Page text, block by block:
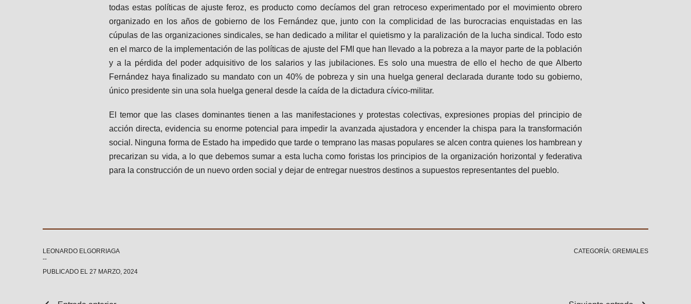
todas estas políticas de ajuste feroz, es producto como decíamos del gran retroceso experimentado por el movimiento obrero
organizado en los años de gobierno de los Fernández que, junto con la complicidad de las burocracias enquistadas en las
cúpulas de las organizaciones sindicales, se han dedicado a militar el quietismo y la paralización de la lucha sindical. Todo esto
en el marco de la implementación de las políticas de ajuste del FMI que han llevado a la pobreza a la mayor parte de la población
y a la pérdida del poder adquisitivo de los salarios y las jubilaciones. Es solo una muestra de ello el hecho de que Alberto
Fernández haya finalizado su mandato con un 40% de pobreza y sin una huelga general declarada durante todo su gobierno,
único presidente sin una sola huelga general desde la caída de la dictadura cívico-militar.
El temor que las clases dominantes tienen a las manifestaciones y protestas colectivas, expresiones propias del principio de
acción directa, evidencia su enorme potencial para impedir la avanzada ajustadora y encender la chispa para la transformación
social. Ninguna forma de Estado ha impedido que tarde o temprano las masas populares se alcen contra quienes los hambrean y
precarizan su vida, a lo que debemos sumar a esta lucha como foristas los principios de la organización horizontal y federativa
para la construcción de un nuevo orden social y dejar de entregar nuestros destinos a supuestos representantes del pueblo.
LEONARDO ELGORRIAGA CATEGORÍA: GREMIALES
PUBLICADO EL27 MARZO, 2024